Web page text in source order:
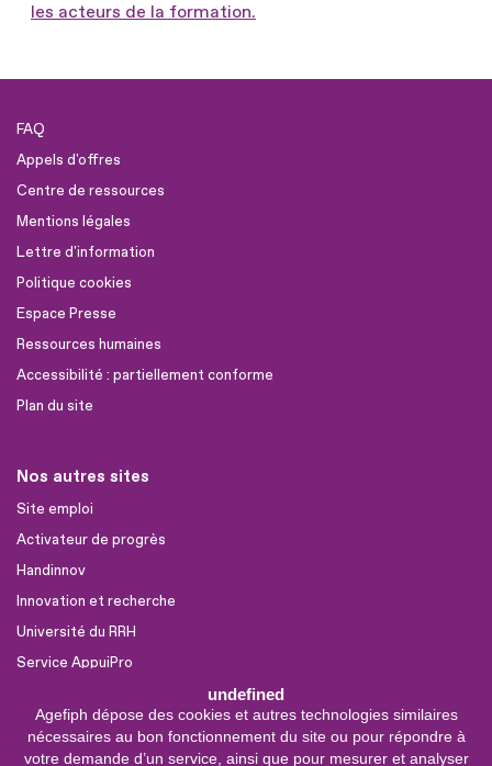
undefined
Agefiph dépose des cookies et autres technologies similaires
nécessaires au bon fonctionnement du site ou pour répondre à
votre demande d’un service, ainsi que pour mesurer et analyser
les acteurs de la formation.
FAQ
Appels d'offres
Centre de ressources
Mentions légales
Lettre d'information
Politique cookies
Espace Presse
Ressources humaines
Accessibilité : partiellement conforme
Plan du site
Nos autres sites
Site emploi
Activateur de progrès
Handinnov
Innovation et recherche
Université du RRH
Service AppuiPro
Nous suivre
Youtube